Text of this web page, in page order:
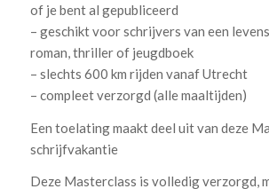
of je bent al gepubliceerd
– geschikt voor schrijvers van een
roman, thriller of jeugdboek
– slechts 600 km rijden vanaf Utrecht
– compleet verzorgd (alle maaltijden)
Een toelating maakt deel uit van deze
schrijfvakantie
Deze Masterclass is volledig verzorgd,